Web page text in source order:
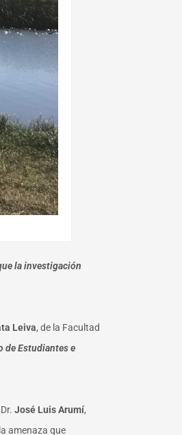
la investigación
Leiva, de la Facultad
de Estudiantes e
José Luis Arumí,
amenaza que